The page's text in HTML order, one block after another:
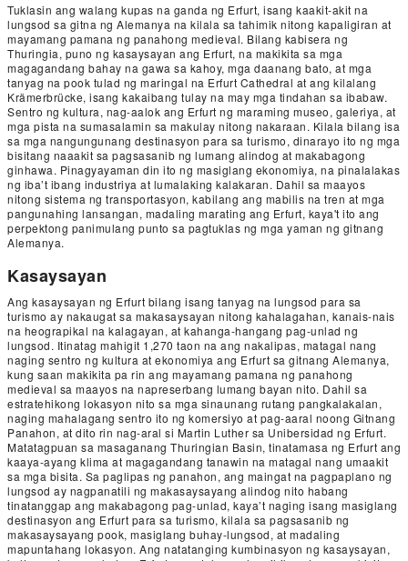
Tuklasin ang walang kupas na ganda ng Erfurt, isang kaakit-akit na
lungsod sa gitna ng Alemanya na kilala sa tahimik nitong kapaligiran at
mayamang pamana ng panahong medieval. Bilang kabisera ng
Thuringia, puno ng kasaysayan ang Erfurt, na makikita sa mga
magagandang bahay na gawa sa kahoy, mga daanang bato, at mga
tanyag na pook tulad ng maringal na Erfurt Cathedral at ang kilalang
Krämerbrücke, isang kakaibang tulay na may mga tindahan sa ibabaw.
Sentro ng kultura, nag-aalok ang Erfurt ng maraming museo, galeriya, at
mga pista na sumasalamin sa makulay nitong nakaraan. Kilala bilang isa
sa mga nangungunang destinasyon para sa turismo, dinarayo ito ng mga
bisitang naaakit sa pagsasanib ng lumang alindog at makabagong
ginhawa. Pinagyayaman din ito ng masiglang ekonomiya, na pinalalakas
ng iba’t ibang industriya at lumalaking kalakaran. Dahil sa maayos
nitong sistema ng transportasyon, kabilang ang mabilis na tren at mga
pangunahing lansangan, madaling marating ang Erfurt, kaya't ito ang
perpektong panimulang punto sa pagtuklas ng mga yaman ng gitnang
Alemanya.
Kasaysayan
Ang kasaysayan ng Erfurt bilang isang tanyag na lungsod para sa
turismo ay nakaugat sa makasaysayan nitong kahalagahan, kanais-nais
na heograpikal na kalagayan, at kahanga-hangang pag-unlad ng
lungsod. Itinatag mahigit 1,270 taon na ang nakalipas, matagal nang
naging sentro ng kultura at ekonomiya ang Erfurt sa gitnang Alemanya,
kung saan makikita pa rin ang mayamang pamana ng panahong
medieval sa maayos na napreserbang lumang bayan nito. Dahil sa
estratehikong lokasyon nito sa mga sinaunang rutang pangkalakalan,
naging mahalagang sentro ito ng komersiyo at pag-aaral noong Gitnang
Panahon, at dito rin nag-aral si Martin Luther sa Unibersidad ng Erfurt.
Matatagpuan sa masaganang Thuringian Basin, tinatamasa ng Erfurt ang
kaaya-ayang klima at magagandang tanawin na matagal nang umaakit
sa mga bisita. Sa paglipas ng panahon, ang maingat na pagpaplano ng
lungsod ay nagpanatili ng makasaysayang alindog nito habang
tinatanggap ang makabagong pag-unlad, kaya’t naging isang masiglang
destinasyon ang Erfurt para sa turismo, kilala sa pagsasanib ng
makasaysayang pook, masiglang buhay-lungsod, at madaling
mapuntahang lokasyon. Ang natatanging kumbinasyon ng kasaysayan,